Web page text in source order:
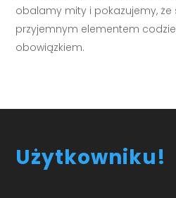
obalamy mity i pokazujemy,
przyjemnym elementem
obowiązkiem.
Użytkowniku!